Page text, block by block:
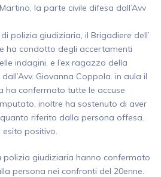
la parte civile difesa dall’Avv
polizia giudiziaria, il Brigadiere dell’
ha condotto degli accertamenti
indagini, e l’ex ragazzo della
Giovanna Coppola. in aula il
ha confermato tutte le accuse
inoltre ha sostenuto di aver
riferito dalla persona offesa.
positivo.
giudiziaria hanno confermato
persona nei confronti del 20enne.